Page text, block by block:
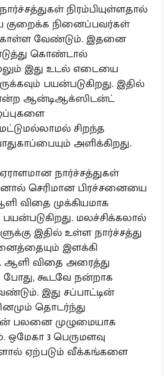
நிரம்பியுள்ளதால்
நினைப்பவர்கள்
கொள்ள வேண்டும். இதனை
கொண்டால்
இது உடல் எடையை
பயன்படுகிறது. இதில்
ஆன்டிஆக்ஸிடன்ட்
சிறந்த
அளிக்கிறது.
நார்ச்சத்துகள்
செரிமான பிரச்சனையை
விதை முக்கியமாக
மலச்சிக்கலால்
இதில் உள்ள நார்ச்சத்து
இளக்கி
ஆளி விதை அரைத்து
கூடவே நன்றாக
இது சப்பாட்டின்
தொடர்ந்து
பலனை முழுமையாக
ஒமேகா 3 பெருமளவு
ஏற்படும் வீக்கங்களை